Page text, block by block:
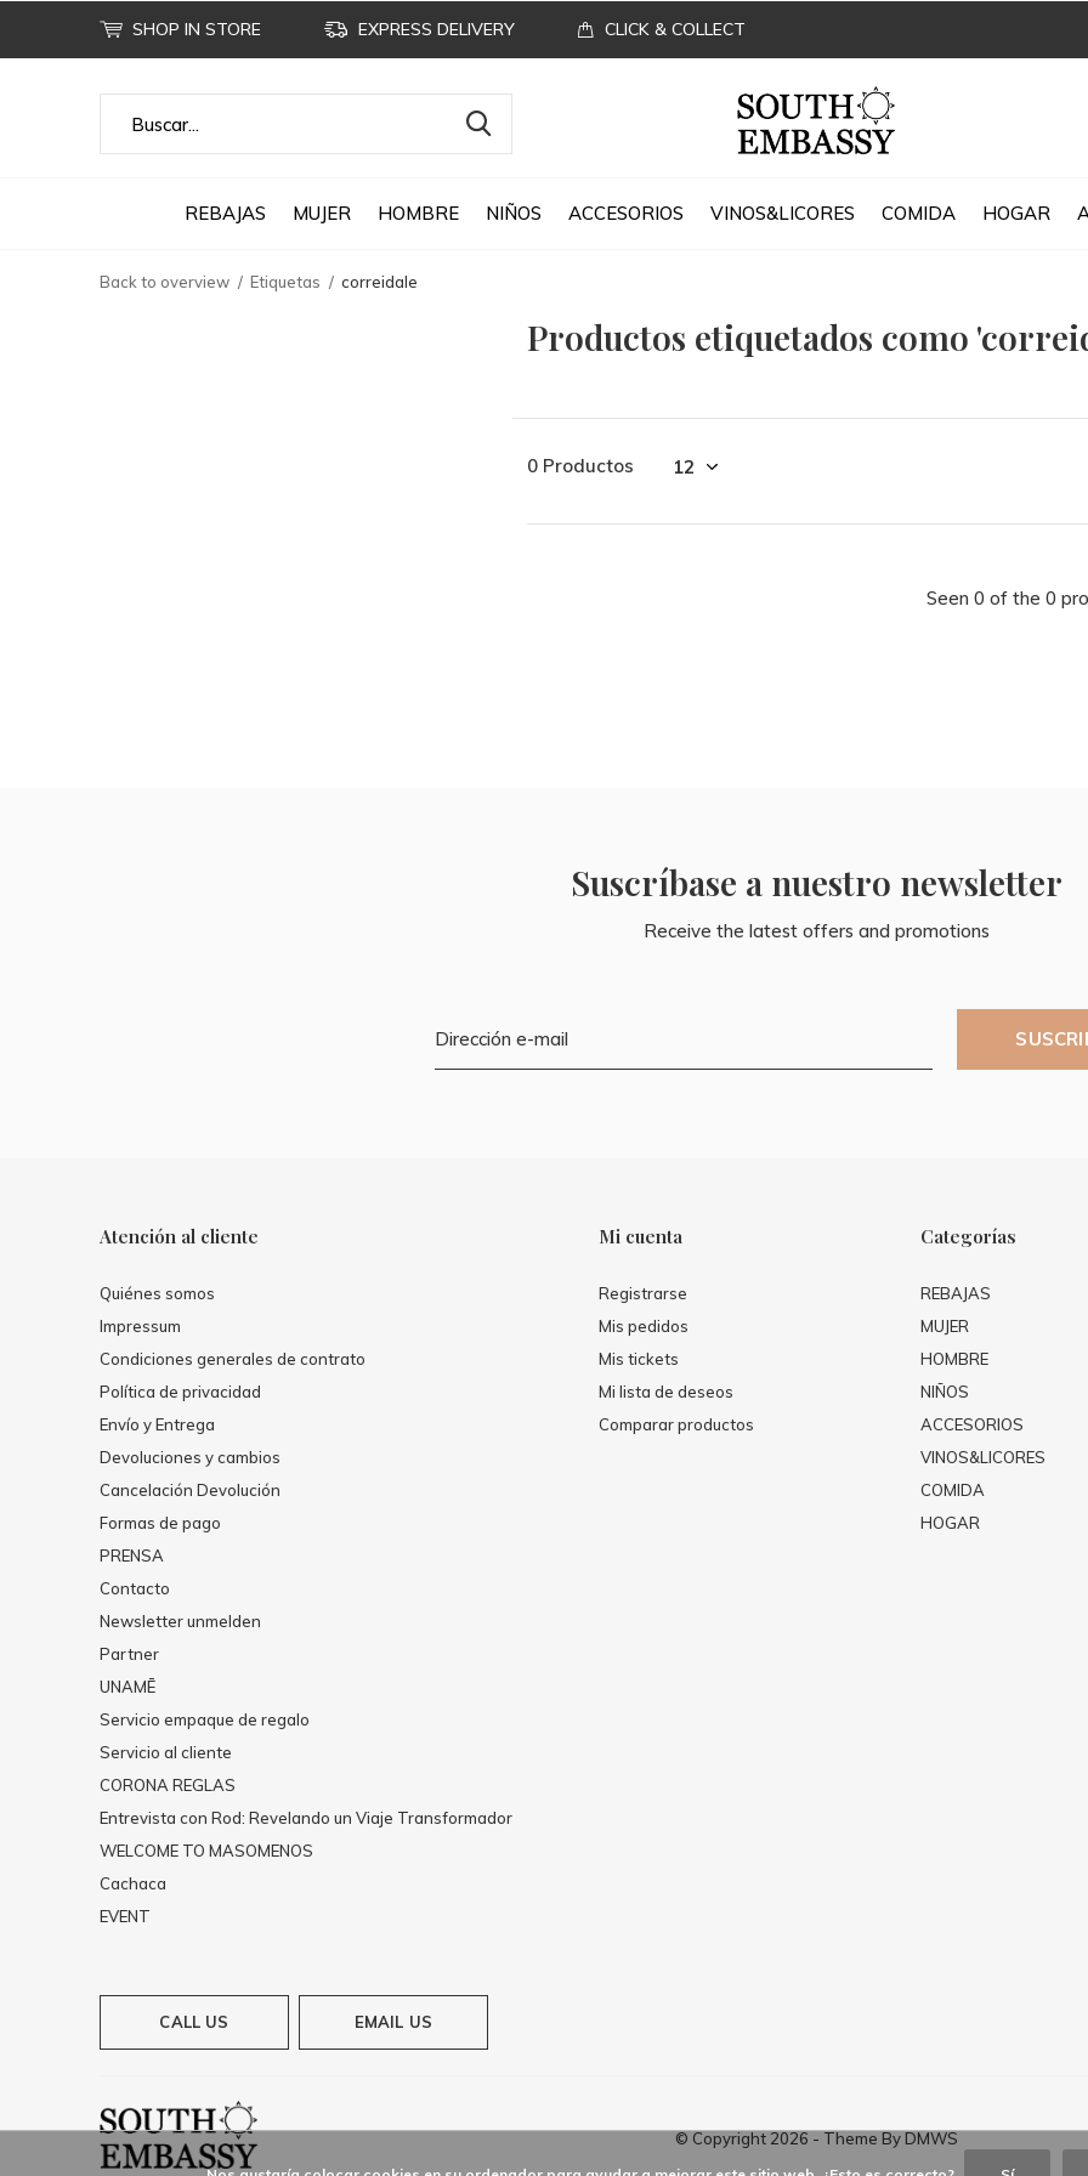
REBAJAS MUJER HOMBRE NIÑOS ACCESORIOS VINOS&LICORES COMIDA HOGAR
SHOP IN STORE EXPRESS DELIVERY CLICK & COLLECT
Back to overview Etiquetas correidale
Productos etiquetados como
0 Productos
Seen 0 of the 0
Suscríbase a nuestro newsletter
Receive the latest offers and promotions
Atención al cliente
Quiénes somos
Impressum
Condiciones generales de contrato
Política de privacidad
Envío y Entrega
Devoluciones y cambios
Cancelación Devolución
Formas de pago
PRENSA
Contacto
Newsletter unmelden
Partner
UNAMĒ
Servicio empaque de regalo
Servicio al cliente
CORONA REGLAS
Entrevista con Rod: Revelando un Viaje Transformador
WELCOME TO MASOMENOS
Cachaca
EVENT
Mi cuenta
Registrarse
Mis pedidos
Mis tickets
Mi lista de deseos
Comparar productos
Categorías
REBAJAS
MUJER
HOMBRE
NIÑOS
ACCESORIOS
VINOS&LICORES
COMIDA
HOGAR
CALL US EMAIL US
© Copyright 2026 - Theme By DMWS